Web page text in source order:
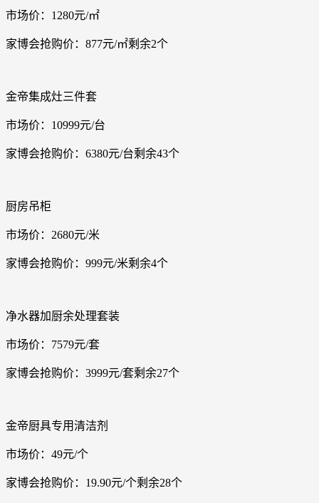
市场价：1280元/㎡
家博会抢购价：877元/㎡剩余2个
金帝集成灶三件套
市场价：10999元/台
家博会抢购价：6380元/台剩余43个
厨房吊柜
市场价：2680元/米
家博会抢购价：999元/米剩余4个
净水器加厨余处理套装
市场价：7579元/套
家博会抢购价：3999元/套剩余27个
金帝厨具专用清洁剂
市场价：49元/个
家博会抢购价：19.90元/个剩余28个